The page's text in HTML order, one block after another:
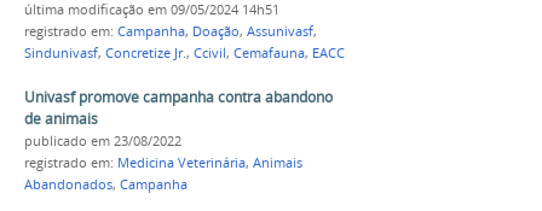
última modificação em 09/05/2024 14h51
registrado em: Campanha, Doação, Assunivasf,
Sindunivasf, Concretize Jr., Ccivil, Cemafauna, EACC
Univasf promove campanha contra abandono
de animais
publicado em 23/08/2022
registrado em: Medicina Veterinária, Animais
Abandonados, Campanha